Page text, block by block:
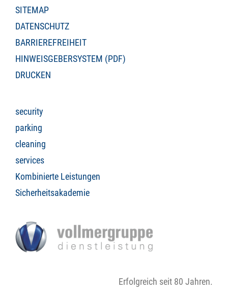
SITEMAP
DATENSCHUTZ
BARRIEREFREIHEIT
HINWEISGEBERSYSTEM (PDF)
DRUCKEN
security
parking
cleaning
services
Kombinierte Leistungen
Sicherheitsakademie
Erfolgreich seit 80 Jahren.